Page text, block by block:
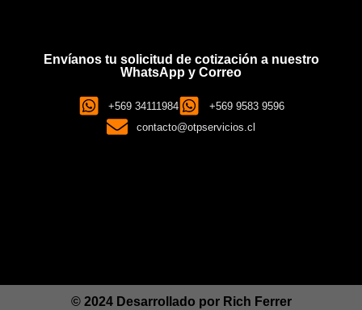
Envíanos tu solicitud de cotización a nuestro
WhatsApp y Correo
+569 34111984
+569 9583 9596
contacto@otpservicios.cl
© 2024 Desarrollado por Rich Ferrer